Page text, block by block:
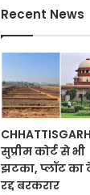
Recent News
सुप्रीम कोर्ट से भी
झटका, प्लॉट का
रद्द बरकरार